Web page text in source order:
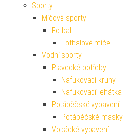
Sporty
Míčové sporty
Fotbal
Fotbalové míče
Vodní sporty
Plavecké potřeby
Nafukovací kruhy
Nafukovací lehátka
Potápěčské vybavení
Potápěčské masky
Vodácké vybavení